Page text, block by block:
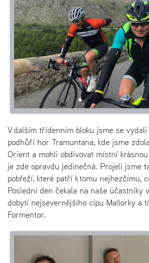
V dalším třídenním bloku jsme se
podhůří hor Tramuntana, kde jsme
Orient a mohli obdivovat místní
je zde opravdu jedinečná. Projeli jsme
pobřeží, které patří k tomu nejhezčímu,
Poslední den čekala na naše účastníky
dobytí nejsevernějšího cípu Mallorky a
Formentor.